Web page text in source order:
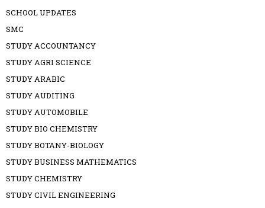
SCHOOL UPDATES
SMC
STUDY ACCOUNTANCY
STUDY AGRI SCIENCE
STUDY ARABIC
STUDY AUDITING
STUDY AUTOMOBILE
STUDY BIO CHEMISTRY
STUDY BOTANY-BIOLOGY
STUDY BUSINESS MATHEMATICS
STUDY CHEMISTRY
STUDY CIVIL ENGINEERING